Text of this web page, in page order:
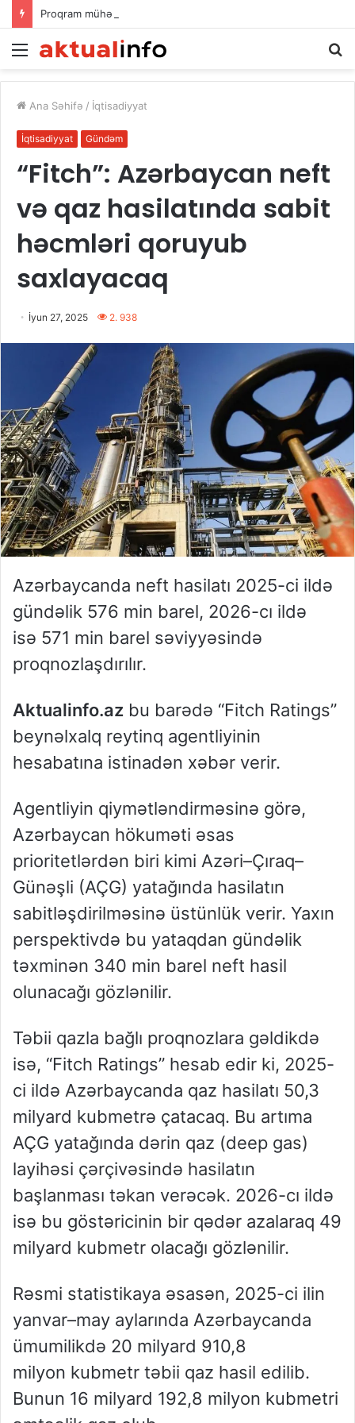
Menu
Ana Səhifə / İqtisadiyyat
İqtisadiyyat Gündəm
“Fitch”: Azərbaycan neft
və qaz hasilatında sabit
həcmləri qoruyub
saxlayacaq
İyun 27, 2025 2. 938
Azərbaycanda neft hasilatı 2025-ci ildə
gündəlik 576 min barel, 2026-cı ildə
isə 571 min barel səviyyəsində
proqnozlaşdırılır.
Aktualinfo.az bu barədə “Fitch Ratings”
beynəlxalq reytinq agentliyinin
hesabatına istinadən xəbər verir.
Agentliyin qiymətləndirməsinə görə,
Azərbaycan hökuməti əsas
prioritetlərdən biri kimi Azəri–Çıraq–
Günəşli (AÇG) yatağında hasilatın
sabitləşdirilməsinə üstünlük verir. Yaxın
perspektivdə bu yataqdan gündəlik
təxminən 340 min barel neft hasil
olunacağı gözlənilir.
Təbii qazla bağlı proqnozlara gəldikdə
isə, “Fitch Ratings” hesab edir ki, 2025-
ci ildə Azərbaycanda qaz hasilatı 50,3
milyard kubmetrə çatacaq. Bu artıma
AÇG yatağında dərin qaz (deep gas)
layihəsi çərçivəsində hasilatın
başlanması təkan verəcək. 2026-cı ildə
isə bu göstəricinin bir qədər azalaraq 49
milyard kubmetr olacağı gözlənilir.
Rəsmi statistikaya əsasən, 2025-ci ilin
yanvar–may aylarında Azərbaycanda
ümumilikdə 20 milyard 910,8
milyon kubmetr təbii qaz hasil edilib.
Bunun 16 milyard 192,8 milyon kubmetri